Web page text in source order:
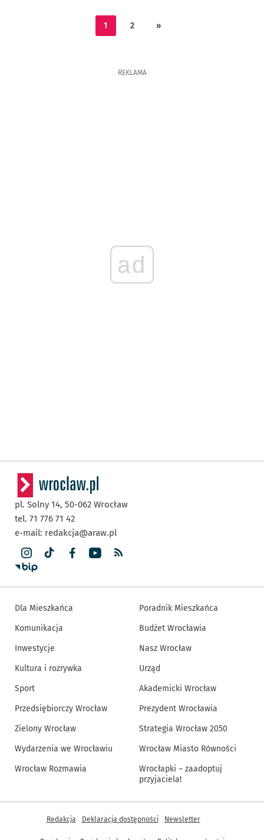
1 2 »
REKLAMA
ad
pl. Solny 14, 50-062 Wrocław
tel. 71 776 71 42
e-mail: redakcja@araw.pl
Dla Mieszkańca
Komunikacja
Inwestycje
Kultura i rozrywka
Sport
Przedsiębiorczy Wrocław
Zielony Wrocław
Wydarzenia we Wrocławiu
Wrocław Rozmawia
Poradnik Mieszkańca
Budżet Wrocławia
Nasz Wrocław
Urząd
Akademicki Wrocław
Prezydent Wrocławia
Strategia Wrocław 2050
Wrocław Miasto Równości
Wrocłapki – zaadoptuj
przyjaciela!
Inne informacje
Redakcja Deklaracja dostępności Newsletter